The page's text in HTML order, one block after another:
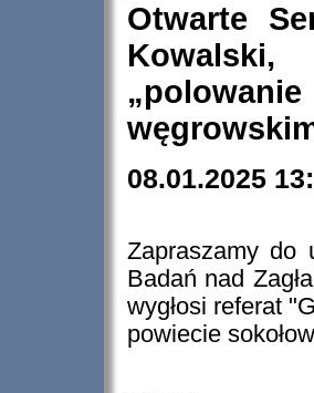
Otwarte
08.01.2025
Zapraszamy do
Badań nad
wygłosi referat
powiecie